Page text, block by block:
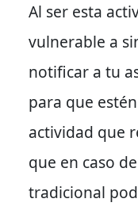
Al ser esta
vulnerable a
notificar a tu
para que
actividad que
que en caso
tradicional